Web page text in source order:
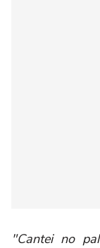
"Cantei no